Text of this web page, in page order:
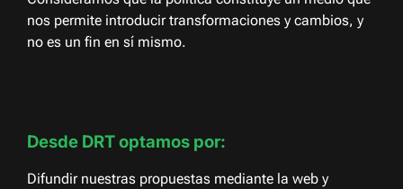
nos permite introducir transformaciones y cambios, y
no es un fin en sí mismo.
Desde DRT optamos por:
Difundir nuestras propuestas mediante la web y